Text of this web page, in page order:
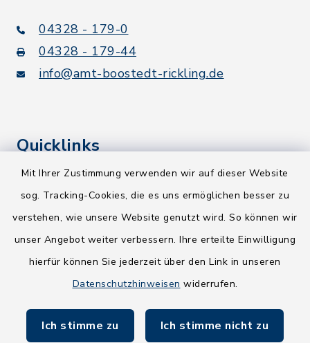
Mit Ihrer Zustimmung verwenden wir auf dieser Website
sog. Tracking-Cookies, die es uns ermöglichen besser zu
verstehen, wie unsere Website genutzt wird. So können wir
unser Angebot weiter verbessern. Ihre erteilte Einwilligung
hierfür können Sie jederzeit über den Link in unseren
Datenschutzhinweisen widerrufen.
Ich stimme zu Ich stimme nicht zu
04328 - 179-0
04328 - 179-44
info@amt-boostedt-rickling.de
Quicklinks
Kreis Segeberg
NEU! Amtsbroschüre 2026
Holsteiner Auenland
Fundbüro